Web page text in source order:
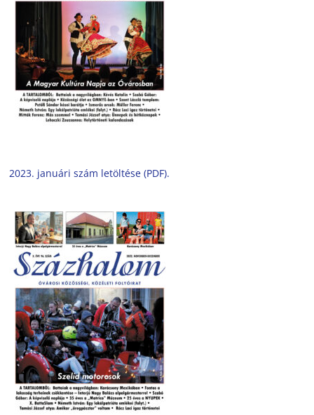
2023. januári szám letöltése (PDF).